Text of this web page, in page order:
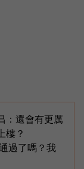
：還會有更厲
樓？
過了嗎？我